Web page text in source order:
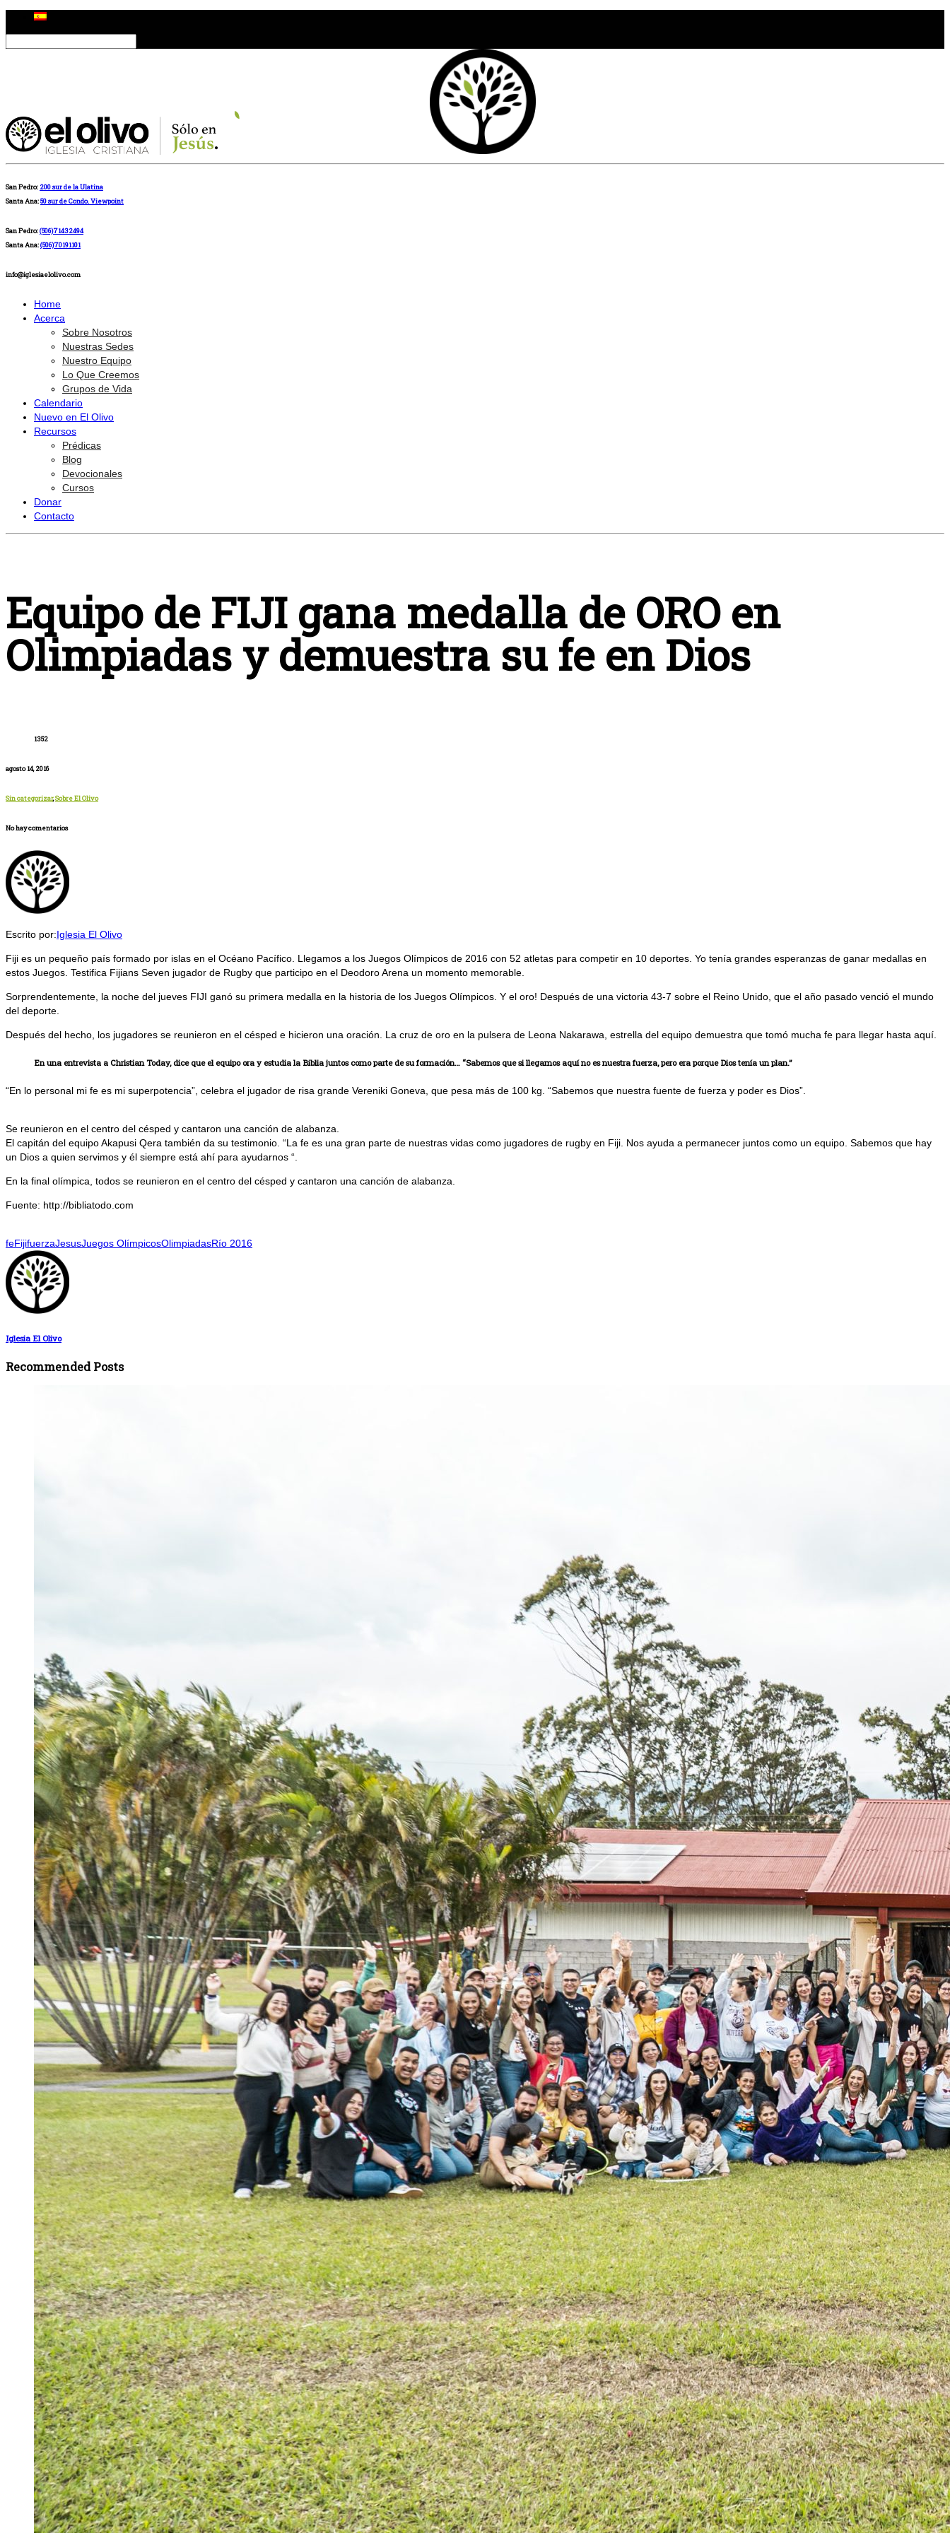
San Pedro: 200 sur de la Ulatina
Santa Ana:50 sur de Condo. Viewpoint
San Pedro:(506)71432494
Santa Ana:(506)70191101
info@iglesiaelolivo.com
Home
Acerca
Sobre Nosotros
Nuestras Sedes
Nuestro Equipo
Lo Que Creemos
Grupos de Vida
Calendario
Nuevo en El Olivo
Recursos
Prédicas
Blog
Devocionales
Cursos
Donar
Contacto
Equipo de FIJI gana medalla de ORO en
Olimpiadas y demuestra su fe en Dios
1352
agosto 14, 2016
Sin categorizar,Sobre El Olivo
No hay comentarios
Escrito por:Iglesia El Olivo
Fiji es un pequeño país formado por islas en el Océano Pacífico. Llegamos a los Juegos Olímpicos de 2016 con 52 atletas para competir en 10 deportes. Yo tenía grandes esperanzas de ganar medallas en
estos Juegos. Testifica Fijians Seven jugador de Rugby que participo en el Deodoro Arena un momento memorable.
Sorprendentemente, la noche del jueves FIJI ganó su primera medalla en la historia de los Juegos Olímpicos. Y el oro! Después de una victoria 43-7 sobre el Reino Unido, que el año pasado venció el mundo
del deporte.
Después del hecho, los jugadores se reunieron en el césped e hicieron una oración. La cruz de oro en la pulsera de Leona Nakarawa, estrella del equipo demuestra que tomó mucha fe para llegar hasta aquí.
En una entrevista a Christian Today, dice que el equipo ora y estudia la Biblia juntos como parte de su formación… “Sabemos que si llegamos aquí no es nuestra fuerza, pero era porque Dios tenía un plan.”
“En lo personal mi fe es mi superpotencia”, celebra el jugador de risa grande Vereniki Goneva, que pesa más de 100 kg. “Sabemos que nuestra fuente de fuerza y poder es Dios”.
Se reunieron en el centro del césped y cantaron una canción de alabanza.
El capitán del equipo Akapusi Qera también da su testimonio. “La fe es una gran parte de nuestras vidas como jugadores de rugby en Fiji. Nos ayuda a permanecer juntos como un equipo. Sabemos que hay
un Dios a quien servimos y él siempre está ahí para ayudarnos “.
En la final olímpica, todos se reunieron en el centro del césped y cantaron una canción de alabanza.
Fuente: http://bibliatodo.com
feFijifuerzaJesusJuegos OlímpicosOlimpiadasRío 2016
Iglesia El Olivo
Recommended Posts